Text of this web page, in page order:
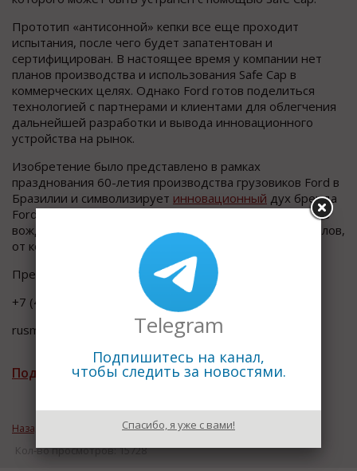
Прототип «антисонной» кепки все еще проходит
испытания, после чего будет запатентован и
сертифицирован. В настоящее время у компании нет
планов производства и использования Safe Cap в
коммерческих целях. Однако Ford готов поделиться
технологией с партнерами и клиентами для облегчения
дальнейшей разработки и вывода инновационного
устройства на рынок.
Изобретение было представлено в рамках
празднования 60-летия производства грузовиков Ford в
Бразилии и символизирует инновационный дух бренда
Ford и непрерывный поиск им новых способов сделать
вождение более безопасным для тысяч профессионалов,
от которых ежедневно зависит экономика страны.
Пресс-релиз Ford Sollers
+7 (495) 745 97 00
rusmedia@ford.com
Подписаться на рассылку новостей
Назад к рубрике «Инновации»
Кол-во просмотров: 15728
Telegram
Подпишитесь на канал,
чтобы следить за новостями.
Спасибо, я уже с вами!